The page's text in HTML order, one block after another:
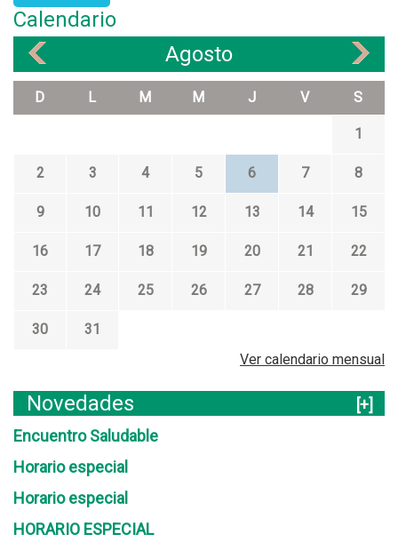
Calendario
Agosto
D L M M J V S
1
2 3 4 5 6 7 8
9 10 11 12 13 14 15
16 17 18 19 20 21 22
23 24 25 26 27 28 29
30
31
Ver calendario mensual
Novedades
[+]
Encuentro Saludable
Horario especial
Horario especial
HORARIO ESPECIAL